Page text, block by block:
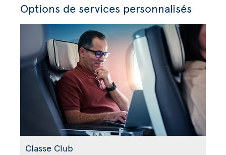
Options de services personnalisés
Classe Club